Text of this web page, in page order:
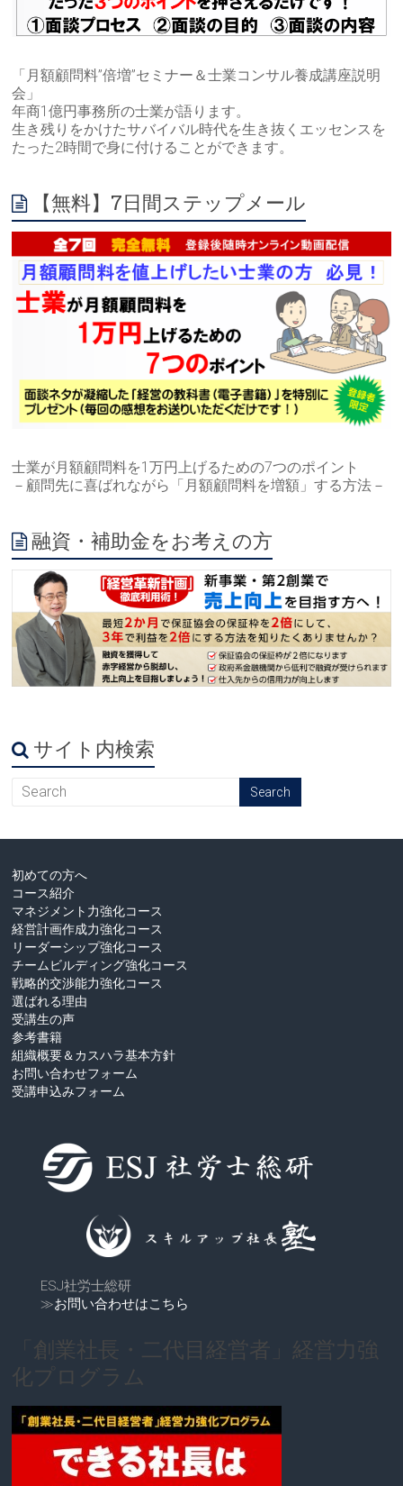
「月額顧問料”倍増”セミナー＆士業コンサル養成講座説明
会」
年商1億円事務所の士業が語ります。
生き残りをかけたサバイバル時代を生き抜くエッセンスを
たった2時間で身に付けることができます。
【無料】7日間ステップメール
士業が月額顧問料を1万円上げるための7つのポイント
－顧問先に喜ばれながら「月額顧問料を増額」する方法－
融資・補助金をお考えの方
サイト内検索
初めての方へ
コース紹介
マネジメント力強化コース
経営計画作成力強化コース
リーダーシップ強化コース
チームビルディング強化コース
戦略的交渉能力強化コース
選ばれる理由
受講生の声
参考書籍
組織概要＆カスハラ基本方針
お問い合わせフォーム
受講申込みフォーム
ESJ社労士総研
≫お問い合わせはこちら
「創業社長・二代目経営者」経営力強
化プログラム